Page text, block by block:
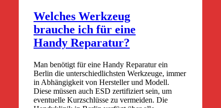
Welches Werkzeug
brauche ich für eine
Handy Reparatur?
Man benötigt für eine Handy Reparatur ein
Berlin die unterschiedlichsten Werkzeuge, immer
in Abhängigkeit von Hersteller und Modell.
Diese müssen auch ESD zertifiziert sein, um
eventuelle Kurzschlüsse zu vermeiden. Die